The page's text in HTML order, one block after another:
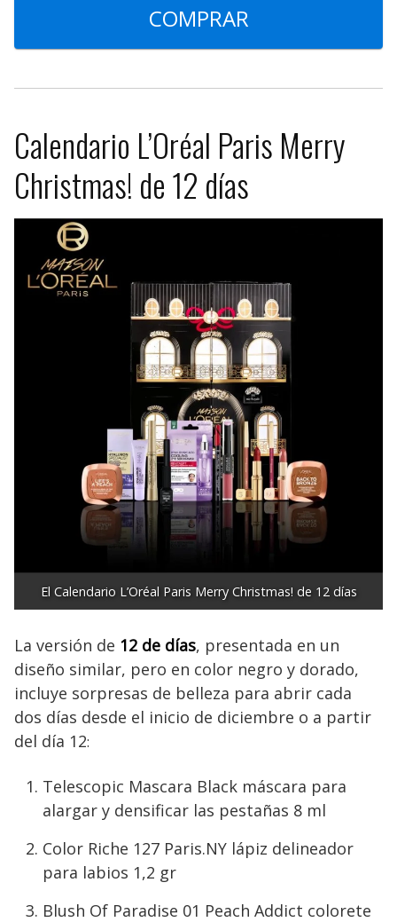
COMPRAR
Calendario L’Oréal Paris Merry
Christmas! de 12 días
El Calendario L’Oréal Paris Merry Christmas! de 12 días
La versión de 12 de días, presentada en un
diseño similar, pero en color negro y dorado,
incluye sorpresas de belleza para abrir cada
dos días desde el inicio de diciembre o a partir
del día 12:
Telescopic Mascara Black máscara para
alargar y densificar las pestañas 8 ml
Color Riche 127 Paris.NY lápiz delineador
para labios 1,2 gr
Blush Of Paradise 01 Peach Addict colorete